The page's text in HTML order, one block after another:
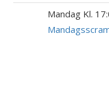
Mandag Kl.